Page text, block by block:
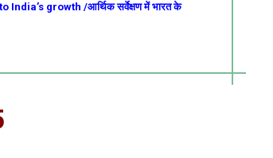
growth /आर्थिक सर्वेक्षण में भारत के